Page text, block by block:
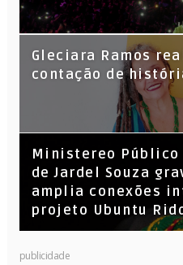
KL Jay (Racionais
Leandro Vitrola na
Gleciara Ramos
contação de
​Ministereo
de Jardel Souza
amplia conexões
projeto Ubuntu
publicidade